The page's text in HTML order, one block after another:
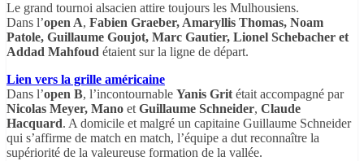
Le grand tournoi alsacien attire toujours les Mulhousiens.
Dans l’open A, Fabien Graeber, Amaryllis Thomas, Noam
Patole, Guillaume Goujot, Marc Gautier, Lionel Schebacher et
Addad Mahfoud étaient sur la ligne de départ.
Lien vers la grille américaine
Dans l’open B, l’incontournable Yanis Grit était accompagné par
Nicolas Meyer, Mano et Guillaume Schneider, Claude
Hacquard. A domicile et malgré un capitaine Guillaume Schneider
qui s’affirme de match en match, l’équipe a dut reconnaître la
supériorité de la valeureuse formation de la vallée.